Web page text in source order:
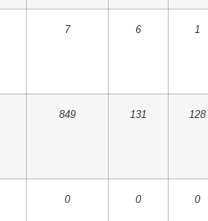
7 6 1
849 131 128
0 0 0